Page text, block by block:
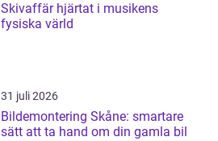
Skivaffär hjärtat i musikens
fysiska värld
31 juli 2026
Bildemontering Skåne: smartare
sätt att ta hand om din gamla bil